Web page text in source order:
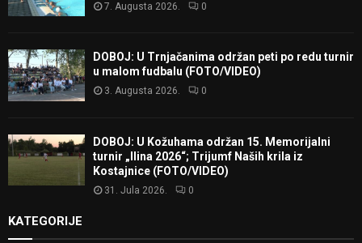
7. Augusta 2026. 0
DOBOJ: U Trnjačanima održan peti po redu turnir
u malom fudbalu (FOTO/VIDEO)
3. Augusta 2026. 0
DOBOJ: U Kožuhama održan 15. Memorijalni
turnir „Ilina 2026“; Trijumf Naših krila iz
Kostajnice (FOTO/VIDEO)
31. Jula 2026. 0
KATEGORIJE